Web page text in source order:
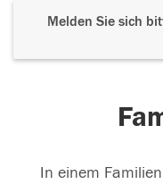
Melden Sie sich
In einem